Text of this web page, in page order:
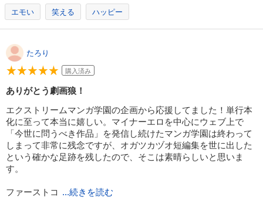
エモい 笑える ハッピー
たろり
購入済み
ありがとう劇画狼！
エクストリームマンガ学園の企画から応援してました！単行本
化に至って本当に嬉しい。マイナーエロを中心にウェブ上で
「今世に問うべき作品」を発信し続けたマンガ学園は終わって
しまって非常に残念ですが、オガツカヅオ短編集を世に出した
という確かな足跡を残したので、そこは素晴らしいと思いま
す。
ファーストコ
...続きを読む